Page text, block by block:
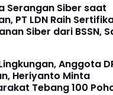
Serangan Siber saat
PT LDN Raih
Siber dari BSSN,
Anggota
Heriyanto Minta
Tebang 100